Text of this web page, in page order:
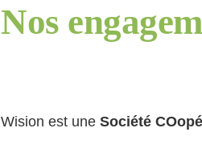
Nos
Wision est une Société